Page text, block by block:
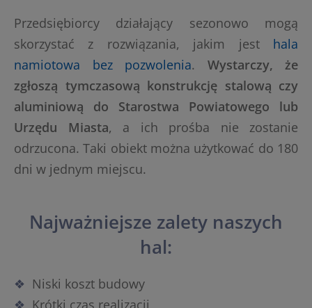
Przedsiębiorcy działający sezonowo mogą
skorzystać z rozwiązania, jakim jest hala
namiotowa bez pozwolenia. Wystarczy, że
zgłoszą tymczasową konstrukcję stalową czy
aluminiową do Starostwa Powiatowego lub
Urzędu Miasta, a ich prośba nie zostanie
odrzucona. Taki obiekt można użytkować do 180
dni w jednym miejscu.
Najważniejsze zalety naszych
hal:
Niski koszt budowy